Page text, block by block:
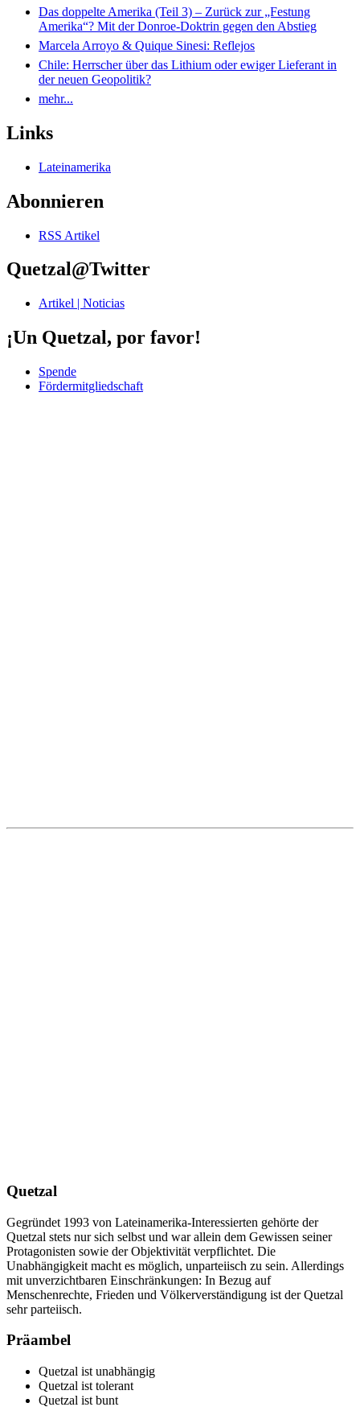
Das doppelte Amerika (Teil 3) – Zurück zur „Festung
Amerika“? Mit der Donroe-Doktrin gegen den Abstieg
Marcela Arroyo & Quique Sinesi: Reflejos
Chile: Herrscher über das Lithium oder ewiger Lieferant in
der neuen Geopolitik?
mehr...
Links
Lateinamerika
Abonnieren
RSS Artikel
Quetzal@Twitter
Artikel | Noticias
¡Un Quetzal, por favor!
Spende
Fördermitgliedschaft
Quetzal
Gegründet 1993 von Lateinamerika-Interessierten gehörte der
Quetzal stets nur sich selbst und war allein dem Gewissen seiner
Protagonisten sowie der Objektivität verpflichtet. Die
Unabhängigkeit macht es möglich, unparteiisch zu sein. Allerdings
mit unverzichtbaren Einschränkungen: In Bezug auf
Menschenrechte, Frieden und Völkerverständigung ist der Quetzal
sehr parteiisch.
Präambel
Quetzal ist unabhängig
Quetzal ist tolerant
Quetzal ist bunt